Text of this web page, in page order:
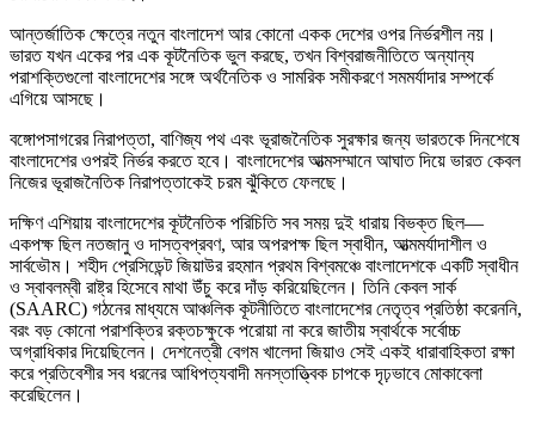
আন্তর্জাতিক ক্ষেত্রে নতুন বাংলাদেশ আর কোনো একক দেশের ওপর নির্ভরশীল নয়।
ভারত যখন একের পর এক কূটনৈতিক ভুল করছে, তখন বিশ্বরাজনীতিতে অন্যান্য
পরাশক্তিগুলো বাংলাদেশের সঙ্গে অর্থনৈতিক ও সামরিক সমীকরণে সমমর্যাদার সম্পর্কে
এগিয়ে আসছে।
বঙ্গোপসাগরের নিরাপত্তা, বাণিজ্য পথ এবং ভূরাজনৈতিক সুরক্ষার জন্য ভারতকে দিনশেষে
বাংলাদেশের ওপরই নির্ভর করতে হবে। বাংলাদেশের আত্মসম্মানে আঘাত দিয়ে ভারত কেবল
নিজের ভূরাজনৈতিক নিরাপত্তাকেই চরম ঝুঁকিতে ফেলছে।
দক্ষিণ এশিয়ায় বাংলাদেশের কূটনৈতিক পরিচিতি সব সময় দুই ধারায় বিভক্ত ছিল—
একপক্ষ ছিল নতজানু ও দাসত্বপ্রবণ, আর অপরপক্ষ ছিল স্বাধীন, আত্মমর্যাদাশীল ও
সার্বভৌম। শহীদ প্রেসিডেন্ট জিয়াউর রহমান প্রথম বিশ্বমঞ্চে বাংলাদেশকে একটি স্বাধীন
ও স্বাবলম্বী রাষ্ট্র হিসেবে মাথা উঁচু করে দাঁড় করিয়েছিলেন। তিনি কেবল সার্ক
(SAARC) গঠনের মাধ্যমে আঞ্চলিক কূটনীতিতে বাংলাদেশের নেতৃত্ব প্রতিষ্ঠা করেননি,
বরং বড় কোনো পরাশক্তির রক্তচক্ষুকে পরোয়া না করে জাতীয় স্বার্থকে সর্বোচ্চ
অগ্রাধিকার দিয়েছিলেন। দেশনেত্রী বেগম খালেদা জিয়াও সেই একই ধারাবাহিকতা রক্ষা
করে প্রতিবেশীর সব ধরনের আধিপত্যবাদী মনস্তাত্ত্বিক চাপকে দৃঢ়ভাবে মোকাবেলা
করেছিলেন।